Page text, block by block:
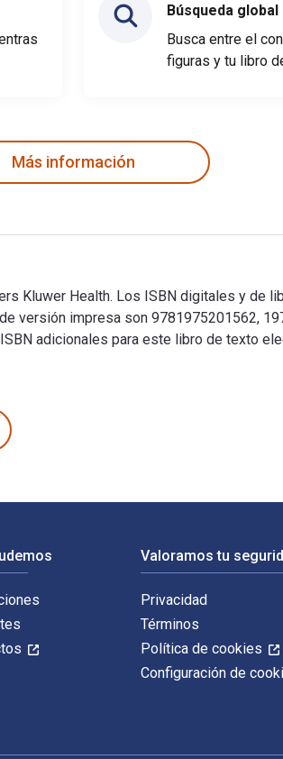
Búsqueda global
Busca entre el
figuras y tu libro
Más información
Kluwer Health. Los ISBN digitales y de
versión impresa son 9781975201562,
adicionales para este libro de texto
Valoramos tu
Privacidad
Términos
Política de cookies
Configuración de